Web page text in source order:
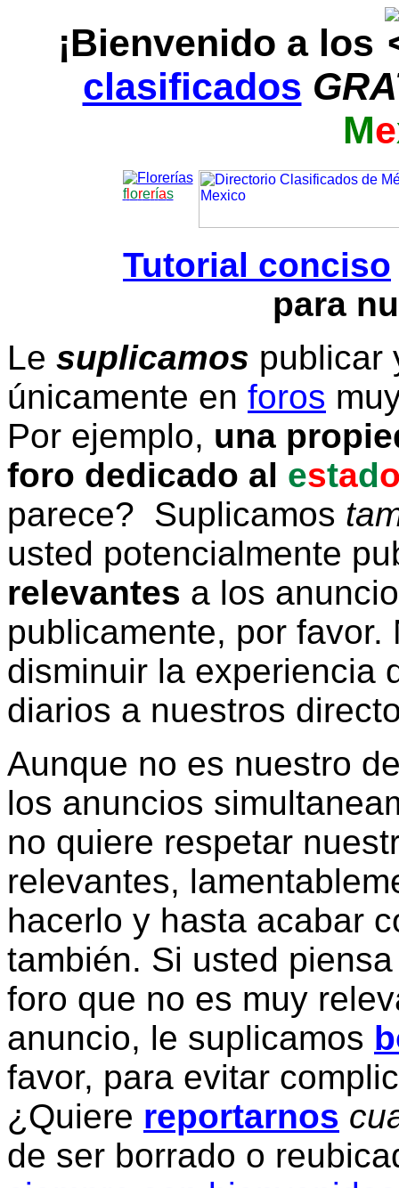
¡Bienvenido a los
clasificados
Me
florerías
Tutorial conciso
para
Le suplicamos publicar
únicamente en foros
Por ejemplo, una
foro dedicado al estad
parece? Suplicamos
usted potencialmente
relevantes a los
publicamente, por
disminuir la experiencia
diarios a nuestros
Aunque no es nuestro
los anuncios
no quiere respetar
relevantes,
hacerlo y hasta acabar
también. Si usted
foro que no es muy
anuncio, le suplicamos
favor, para evitar
¿Quiere reportarnos
de ser borrado o